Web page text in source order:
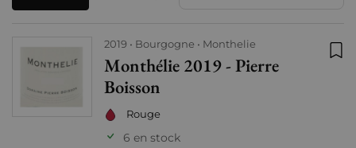
2019 Bourgogne Monthelie
Monthélie 2019 - Pierre
Boisson
Rouge
6 en stock